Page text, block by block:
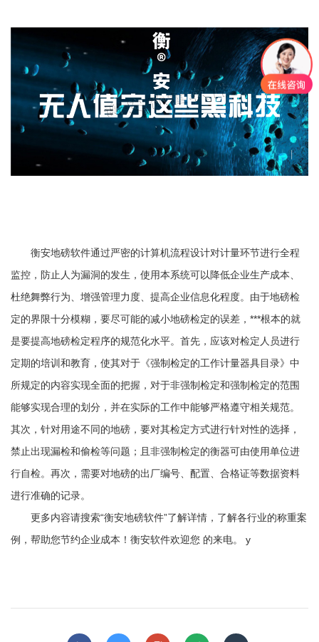
衡安地磅软件通过严密的计算机流程设计对计量环节进行全程
监控，防止人为漏洞的发生，使用本系统可以降低企业生产成本、
杜绝舞弊行为、增强管理力度、提高企业信息化程度。由于地磅检
定的界限十分模糊，要尽可能的减小地磅检定的误差，***根本的就
是要提高地磅检定程序的规范化水平。首先，应该对检定人员进行
定期的培训和教育，使其对于《强制检定的工作计量器具目录》中
所规定的内容实现全面的把握，对于非强制检定和强制检定的范围
能够实现合理的划分，并在实际的工作中能够严格遵守相关规范。
其次，针对用途不同的地磅，要对其检定方式进行针对性的选择，
禁止出现漏检和偷检等问题；且非强制检定的衡器可由使用单位进
行自检。再次，需要对地磅的出厂编号、配置、合格证等数据资料
进行准确的记录。
更多内容请搜索“衡安地磅软件”了解详情，了解各行业的称重案
例，帮助您节约企业成本！衡安软件欢迎您 的来电。 y